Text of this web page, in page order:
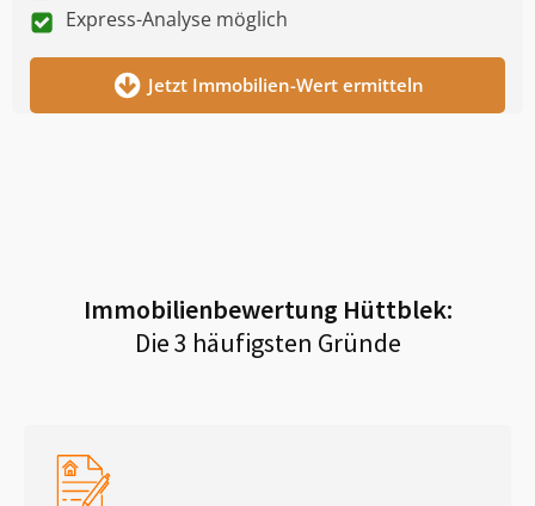
Express-Analyse möglich
Jetzt Immobilien-Wert ermitteln
Immobilienbewertung Hüttblek:
Die 3 häufigsten Gründe